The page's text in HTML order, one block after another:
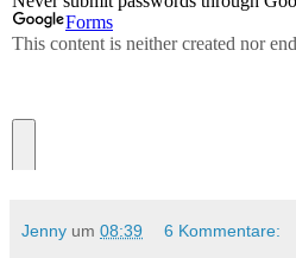
Jenny um 08:39 6 Kommentare: